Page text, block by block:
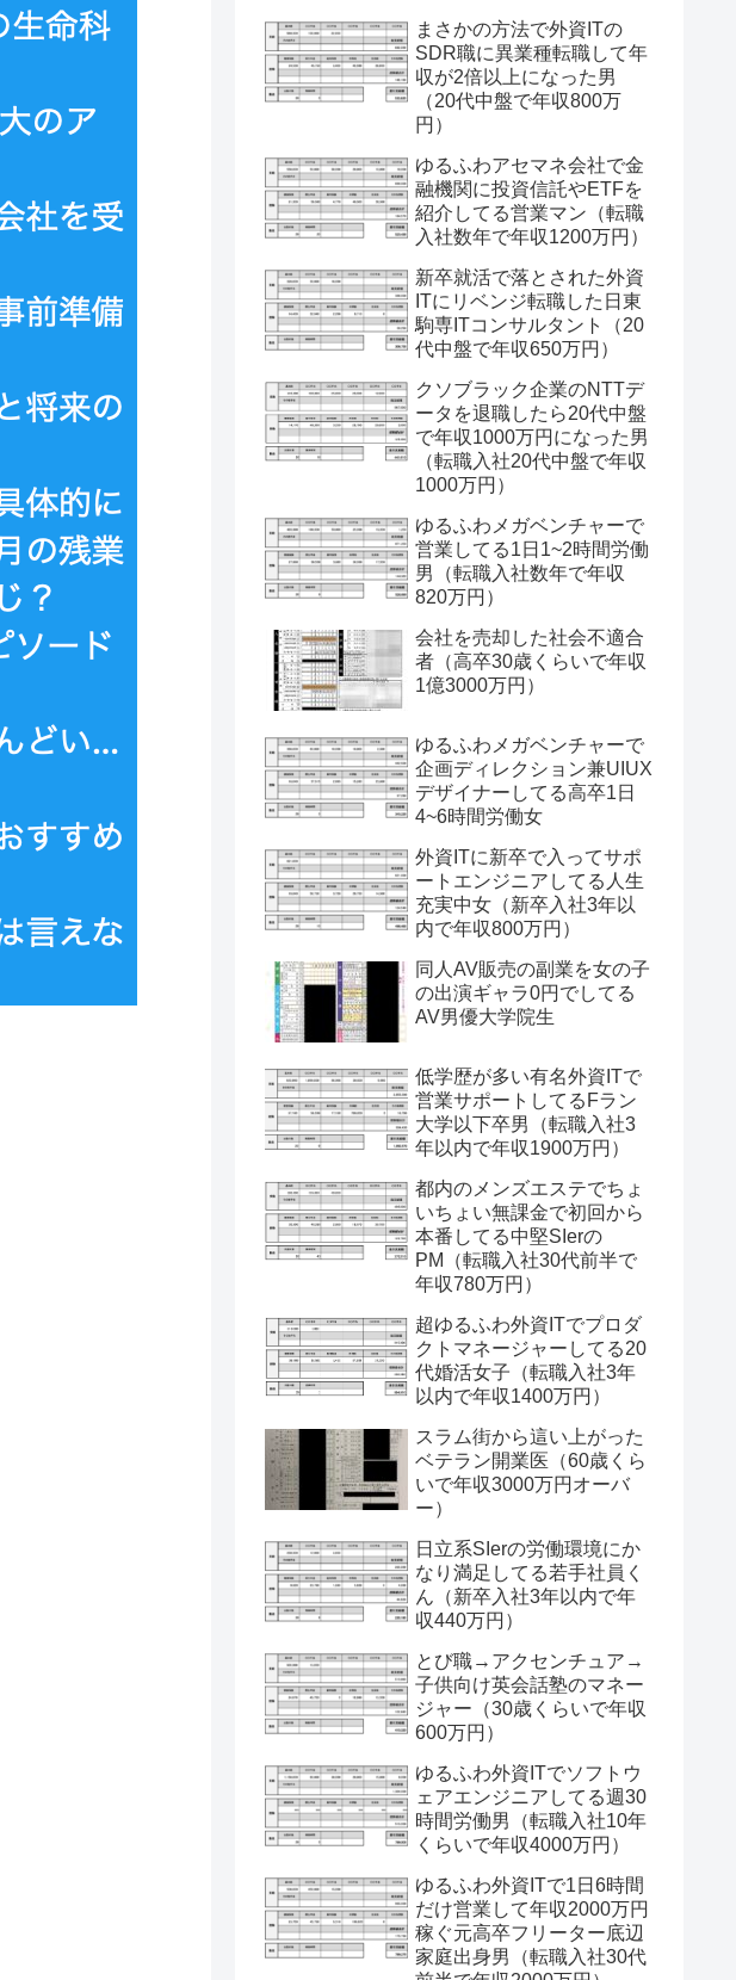
まさかの方法で外資ITの
SDR職に異業種転職して年
収が2倍以上になった男
（20代中盤で年収800万
円）
ゆるふわアセマネ会社で金
融機関に投資信託やETFを
紹介してる営業マン（転職
入社数年で年収1200万円）
新卒就活で落とされた外資
ITにリベンジ転職した日東
駒専ITコンサルタント（20
代中盤で年収650万円）
クソブラック企業のNTTデ
ータを退職したら20代中盤
で年収1000万円になった男
（転職入社20代中盤で年収
1000万円）
ゆるふわメガベンチャーで
営業してる1日1~2時間労働
男（転職入社数年で年収
820万円）
会社を売却した社会不適合
者（高卒30歳くらいで年収
1億3000万円）
ゆるふわメガベンチャーで
企画ディレクション兼UIUX
デザイナーしてる高卒1日
4~6時間労働女
外資ITに新卒で入ってサポ
ートエンジニアしてる人生
充実中女（新卒入社3年以
内で年収800万円）
同人AV販売の副業を女の子
の出演ギャラ0円でしてる
AV男優大学院生
低学歴が多い有名外資ITで
営業サポートしてるFラン
大学以下卒男（転職入社3
年以内で年収1900万円）
都内のメンズエステでちょ
いちょい無課金で初回から
本番してる中堅SIerの
PM（転職入社30代前半で
年収780万円）
超ゆるふわ外資ITでプロダ
クトマネージャーしてる20
代婚活女子（転職入社3年
以内で年収1400万円）
スラム街から這い上がった
ベテラン開業医（60歳くら
いで年収3000万円オーバ
ー）
日立系SIerの労働環境にか
なり満足してる若手社員く
ん（新卒入社3年以内で年
収440万円）
とび職→アクセンチュア→
子供向け英会話塾のマネー
ジャー（30歳くらいで年収
600万円）
ゆるふわ外資ITでソフトウ
ェアエンジニアしてる週30
時間労働男（転職入社10年
くらいで年収4000万円）
ゆるふわ外資ITで1日6時間
だけ営業して年収2000万円
稼ぐ元高卒フリーター底辺
家庭出身男（転職入社30代